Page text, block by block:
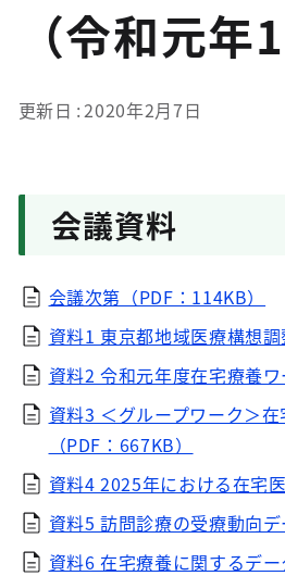
（令和元年
更新日 2020年2月7日
会議資料
会議次第（PDF：114KB）
資料1 東京都地域医療構想
資料2 令和元年度在宅療養
資料3 ＜グループワーク＞
（PDF：667KB）
資料4 2025年における在宅
資料5 訪問診療の受療動向
資料6 在宅療養に関するデ